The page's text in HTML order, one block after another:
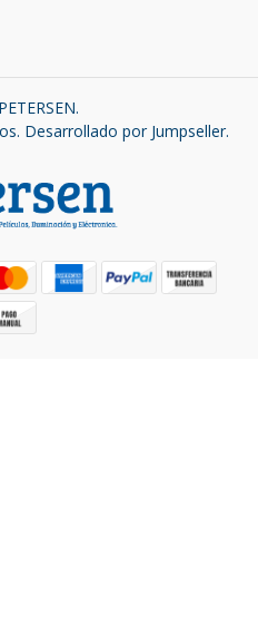
Desarrollado por Jumpseller.